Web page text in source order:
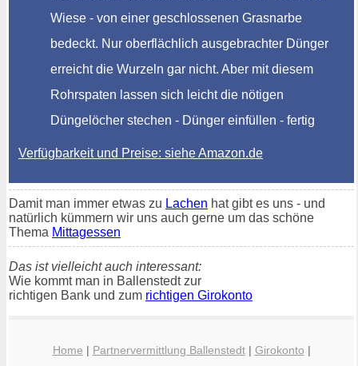
Wiese - von einer geschlossenen Grasnarbe
bedeckt. Nur oberflächlich ausgebrachter Dünger
erreicht die Wurzeln gar nicht. Aber mit diesem
Rohrspaten lassen sich leicht die nötigen
Düngelöcher stechen - Dünger einfüllen - fertig
Verfügbarkeit und Preise: siehe Amazon.de
Damit man immer etwas zu Lachen hat gibt es uns - und
natürlich kümmern wir uns auch gerne um das schöne
Thema Mittagessen
Das ist vielleicht auch interessant:
Wie kommt man in Ballenstedt zur
richtigen Bank und zum richtigen Girokonto
Home | Partnervermittlung Ballenstedt| Girokonto |